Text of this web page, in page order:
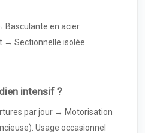
Basculante en acier.
→ Sectionnelle isolée
intensif ?
par jour → Motorisation
Usage occasionnel